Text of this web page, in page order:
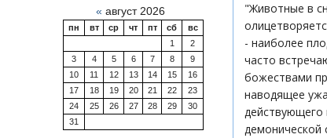
« август 2026
пн вт ср чт пт сб
вс
1
2
3
4 5 6 7 8
9
10
11 12 13 14 15
16
17
18 19 20 21 22
23
24
25 26 27 28 29
30
31
"Животные в
- наиболее
часто
божествами
наводящее
действующего
демонической